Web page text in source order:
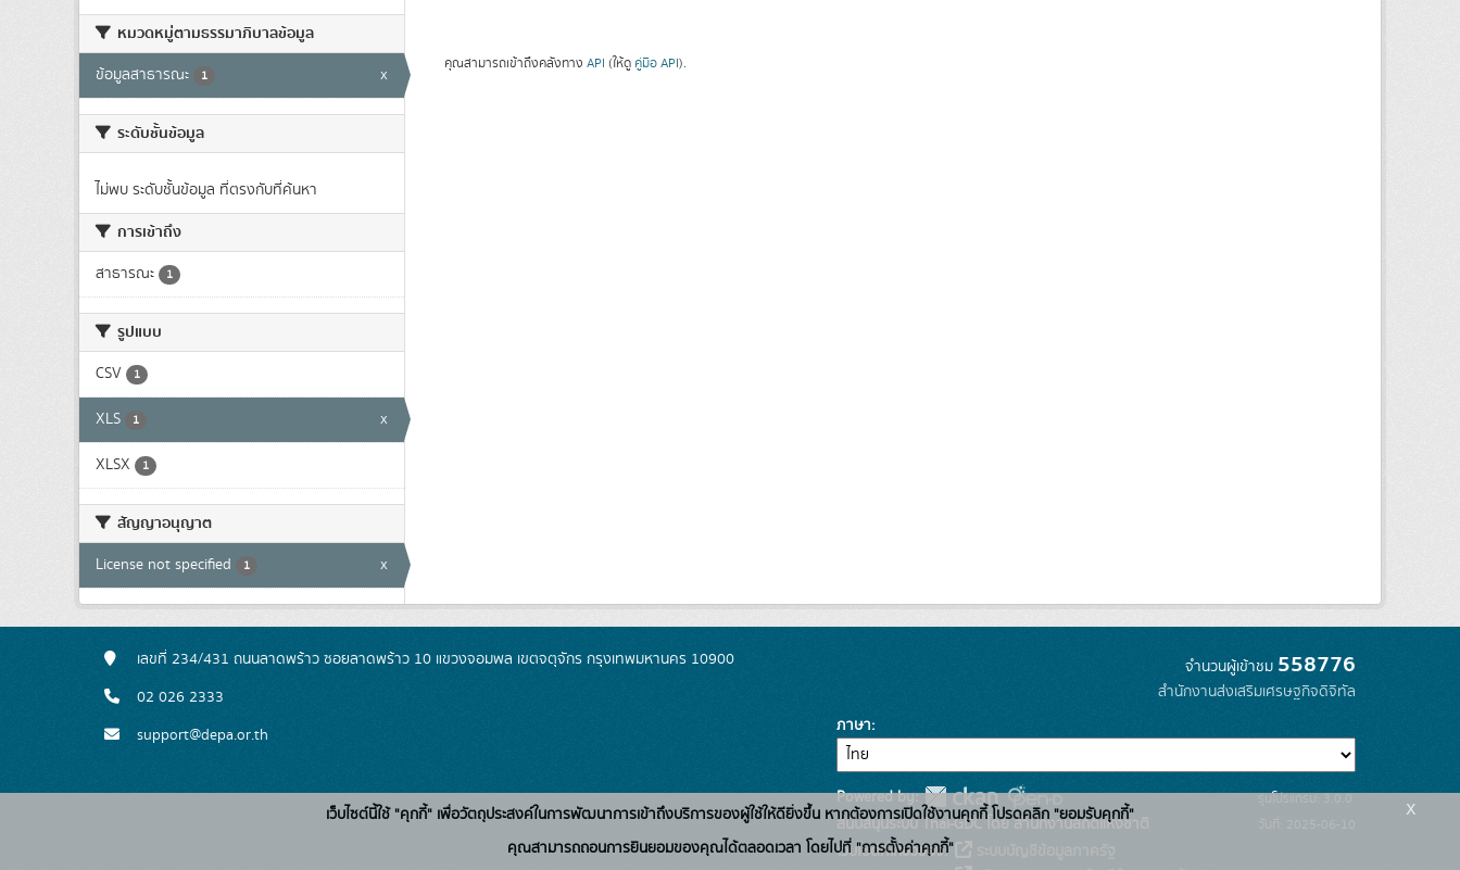
หมวดหมู่ตามธรรมาภิบาลข้อมูล
ข้อมูลสาธารณะ 1 x
ระดับชั้นข้อมูล
ไม่พบ ระดับชั้นข้อมูล ที่ตรงกับที่ค้นหา
การเข้าถึง
สาธารณะ 1
รูปแบบ
CSV 1
XLS 1 x
XLSX 1
สัญญาอนุญาต
License not specified 1 x
คุณสามารถเข้าถึงคลังทาง API (ให้ดู คู่มือ API).
เลขที่ 234/431 ถนนลาดพร้าว ซอยลาดพร้าว 10 แขวงจอมพล เขตจตุจักร กรุงเทพมหานคร 10900
02 026 2333
support@depa.or.th
จำนวนผู้เข้าชม 558776
สำนักงานส่งเสริมเศรษฐกิจดิจิทัล
ภาษา
Powered by:
สนับสนุนระบบ Thai-GDC โดย สำนักงานสถิติแห่งชาติ
เว็บไซต์ที่เกี่ยวข้อง:
รุ่นโปรแกรม: 3.0.0
วันที่: 2025-06-10
เว็บไซต์นี้ใช้ "คุกกี้" เพื่อวัตถุประสงค์ในการพัฒนาการเข้าถึงบริการของผู้ใช้ให้ดียิ่งขึ้น หากต้องการเปิดใช้งานคุกกี้ โปรดคลิก "ยอมรับคุกกี้"
คุณสามารถถอนการยินยอมของคุณได้ตลอดเวลา โดยไปที่ "การตั้งค่าคุกกี้"
x